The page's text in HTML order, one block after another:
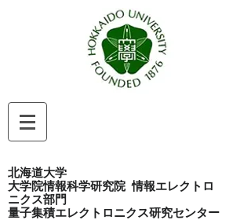
北海道大学
大学院情報科学研究院情報エレクトロ
ニクス部門
量子集積エレクトロニクス研究センター